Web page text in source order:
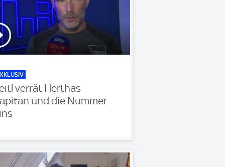
verrät Herthas
und die Nummer